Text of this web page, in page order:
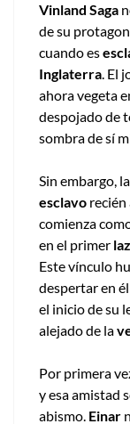
Vinland Saga
de su
cuando es
Inglaterra. El
ahora vegeta
despojado de
sombra de sí
Sin embargo, la
esclavo recién
comienza
en el primer
Este vínculo
despertar en
el inicio de su
alejado de la
Por primera
y esa amistad
abismo. Einar